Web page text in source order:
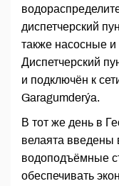
диспетчерский
также насосные и
Диспетчерский
и подключён к
Garagumderýa.
В тот же день в
велаята введены
водоподъёмные
обеспечивать